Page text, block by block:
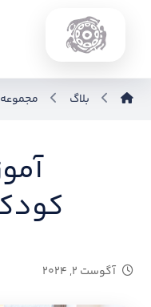
بلاگ
آگوست ۲, ۲۰۲۴